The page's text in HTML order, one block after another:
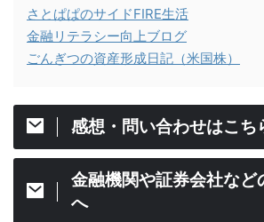
さとぱぱのサイドFIRE生活
金融リテラシー向上ブログ
ごんぎつの資産形成日記（米国株）
感想・問い合わせはこち
金融機関や証券会社など
へ